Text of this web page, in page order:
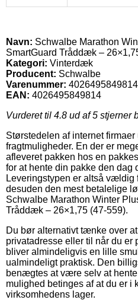
Navn: Schwalbe Marathon
SmartGuard Tråddæk –
Kategori: Vinterdæk
Producent: Schwalbe
Varenummer: 4026495849814
EAN: 4026495849814
Vurderet til 4.8 ud af 5 stjerner
Størstedelen af internet
fragtmuligheder. En der er
afleveret pakken hos en
for at hente din pakke den dag
Leveringstypen er altså vældig
desuden den mest betalelige
Schwalbe Marathon Winter
Tråddæk – 26×1,75 (47-559).
Du bør alternativt tænke over
privatadresse eller til når du er
bliver almindeligvis en lille
ualmindeligt praktisk. Den
benægtes at være selv at
mulighed betinges af at du er i
virksomhedens lager.